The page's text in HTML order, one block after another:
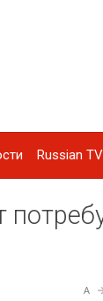
Russian
A